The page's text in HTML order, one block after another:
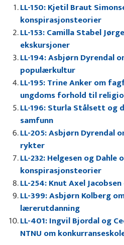
LL-150: Kjetil Braut
konspirasjonsteorier
LL-153: Camilla Stabel
ekskursjoner
LL-194: Asbjørn Dyrendal
populærkultur
LL-195: Trine Anker om
ungdoms forhold til
LL-196: Sturla Stålsett og
samfunn
LL-205: Asbjørn Dyrendal
rykter
LL-232: Helgesen og Dahle
konspirasjonsteorier
LL-254: Knut Axel
LL-399: Asbjørn Kolberg
lærerutdanning
LL-401: Ingvil Bjordal og
NTNU om